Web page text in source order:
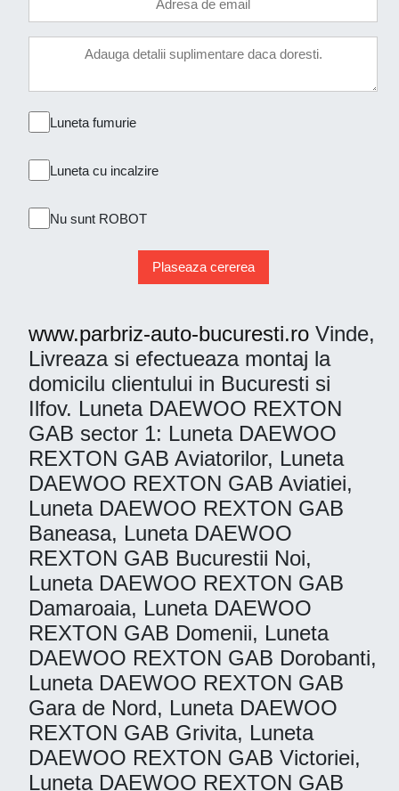
Luneta fumurie
Luneta cu incalzire
Nu sunt ROBOT
Plaseaza cererea
www.parbriz-auto-bucuresti.ro Vinde,
Livreaza si efectueaza montaj la
domicilu clientului in Bucuresti si
Ilfov. Luneta DAEWOO REXTON
GAB sector 1: Luneta DAEWOO
REXTON GAB Aviatorilor, Luneta
DAEWOO REXTON GAB Aviatiei,
Luneta DAEWOO REXTON GAB
Baneasa, Luneta DAEWOO
REXTON GAB Bucurestii Noi,
Luneta DAEWOO REXTON GAB
Damaroaia, Luneta DAEWOO
REXTON GAB Domenii, Luneta
DAEWOO REXTON GAB Dorobanti,
Luneta DAEWOO REXTON GAB
Gara de Nord, Luneta DAEWOO
REXTON GAB Grivita, Luneta
DAEWOO REXTON GAB Victoriei,
Luneta DAEWOO REXTON GAB